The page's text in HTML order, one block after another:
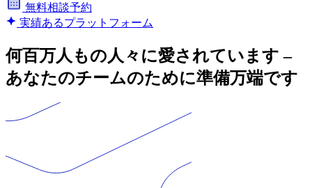
無料相談予約
実績あるプラットフォーム
何百万人もの人々に愛されています –
あなたのチームのために準備万端です